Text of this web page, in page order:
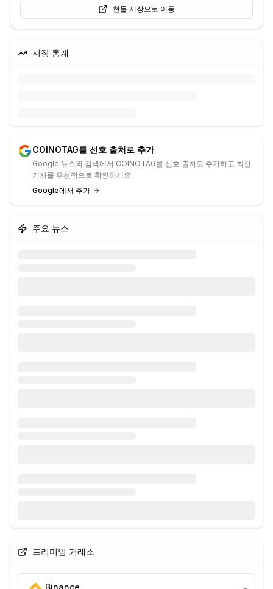
현물 시장으로 이동
시장 통계
COINOTAG를 선호 출처로 추가
Google 뉴스와 검색에서 COINOTAG를 선호 출처로 추가하고 최신
기사를 우선적으로 확인하세요.
Google에서 추가
주요 뉴스
프리미엄 거래소
Binance